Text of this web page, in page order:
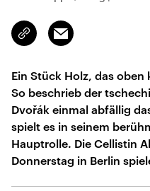
Link
kopieren/teilen
Email
Ein Stück Holz, das
So beschrieb der
Dvořák einmal abfällig
spielt es in seinem
Hauptrolle. Die Cellistin
Donnerstag in Berlin